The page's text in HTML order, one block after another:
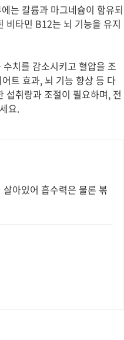
는 칼륨과 마그네슘이 함유되
비타민 B12는 뇌 기능을 유지
치를 감소시키고 혈압을 조
트 효과, 뇌 기능 향상 등 다
섭취량과 조절이 필요하며, 전
요.
아있어 흡수력은 물론 볶